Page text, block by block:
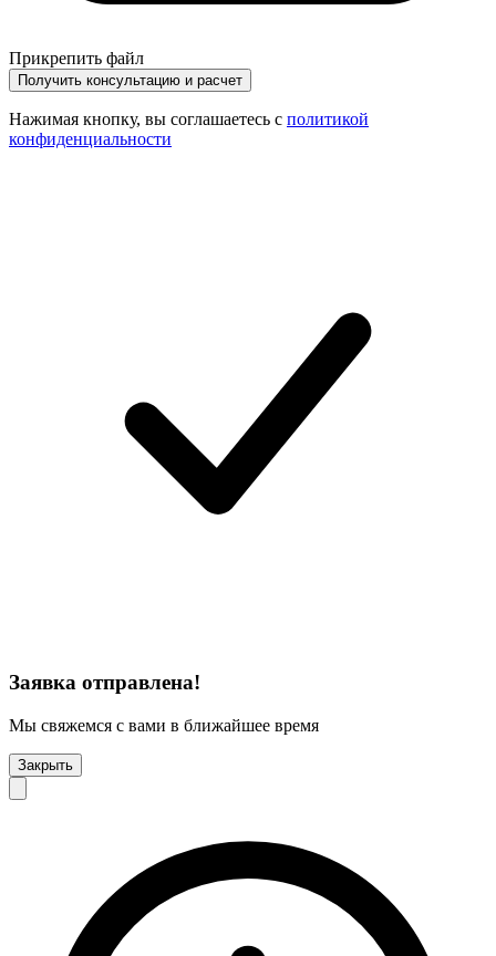
Прикрепить файл
Получить консультацию и расчет
Нажимая кнопку, вы соглашаетесь с политикой
конфиденциальности
Заявка отправлена!
Мы свяжемся с вами в ближайшее время
Закрыть